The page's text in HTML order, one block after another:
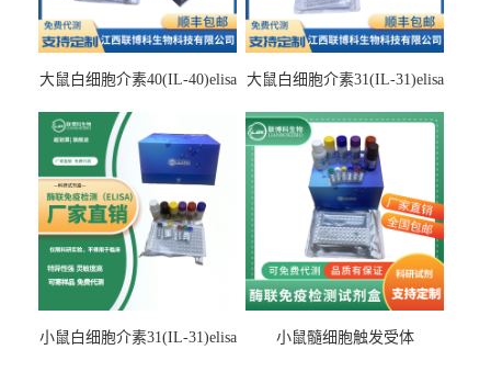
大鼠白细胞介素40(IL-40)elisa
大鼠白细胞介素31(IL-31)elisa
小鼠白细胞介素31(IL-31)elisa
小鼠髓细胞触发受体